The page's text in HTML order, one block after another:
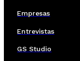
Empresas
Entrevistas
GS Studio